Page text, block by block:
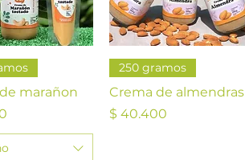
rápida
marañon
Vista rápida
250 gramos
Crema de almendras
Precio
$ 40.400